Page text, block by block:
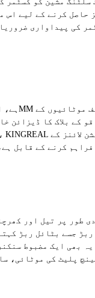
حاصل کرنے کے لیے اس
کے بلاک کا ڈیزائن
کرنے کے قابل
طور پر تیل اور
ربڑ جسے بٹائل ربڑ
بھی ایک مضبوط